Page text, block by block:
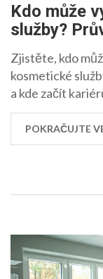
Kdo může
služby?
požadavky
Zjistěte, kdo
kosmetické
a kde začít
POKRAČUJTE